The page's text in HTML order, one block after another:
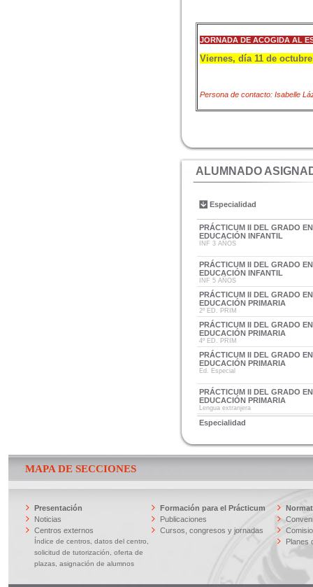
JORNADA DE ACOGIDA AL
Viernes, día 11 de
Persona de contacto: Isabelle
ALUMNADO
Especialidad
Especialidad
PRÁCTICUM II DEL GRADO EN
EDUCACIÓN INFANTIL
INF 3 AÑOS
PRÁCTICUM II DEL GRADO EN
EDUCACIÓN INFANTIL
INF 5 AÑOS
PRÁCTICUM II DEL GRADO EN
EDUCACIÓN PRIMARIA
2º ED. PRIM
PRÁCTICUM II DEL GRADO EN
EDUCACIÓN PRIMARIA
4º ED. PRIM
PRÁCTICUM II DEL GRADO EN
EDUCACIÓN PRIMARIA
Ed. Especial
PRÁCTICUM II DEL GRADO EN
EDUCACIÓN PRIMARIA
Lengua extranjera
MAPA DE SECCIONES
Presentación
Noticias
Centros externos
Índice de centros, datos del centro,
solicitud de tutorización, oferta de
plazas, asignación de alumnos
Formación para el Prácticum
Publicaciones
Cursos, congresos y jornadas
Planes